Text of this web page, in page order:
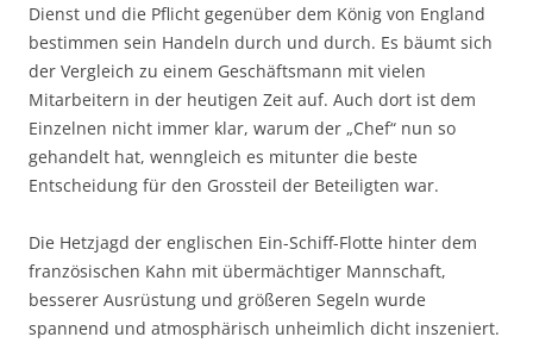
Dienst und die Pflicht gegenüber dem König von England
bestimmen sein Handeln durch und durch. Es bäumt sich
der Vergleich zu einem Geschäftsmann mit vielen
Mitarbeitern in der heutigen Zeit auf. Auch dort ist dem
Einzelnen nicht immer klar, warum der „Chef“ nun so
gehandelt hat, wenngleich es mitunter die beste
Entscheidung für den Grossteil der Beteiligten war.
Die Hetzjagd der englischen Ein-Schiff-Flotte hinter dem
französischen Kahn mit übermächtiger Mannschaft,
besserer Ausrüstung und größeren Segeln wurde
spannend und atmosphärisch unheimlich dicht inszeniert.